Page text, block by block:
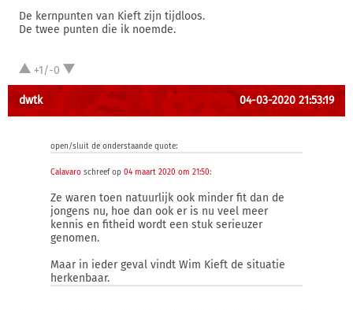
De kernpunten van Kieft zijn tijdloos.
De twee punten die ik noemde.
+1/-0
dwtk 04-03-2020 21:53:19
open/sluit de onderstaande quote:
Calavaro schreef op 04 maart 2020 om 21:50:
Ze waren toen natuurlijk ook minder fit dan de
jongens nu, hoe dan ook er is nu veel meer
kennis en fitheid wordt een stuk serieuzer
genomen.
Maar in ieder geval vindt Wim Kieft de situatie
herkenbaar.